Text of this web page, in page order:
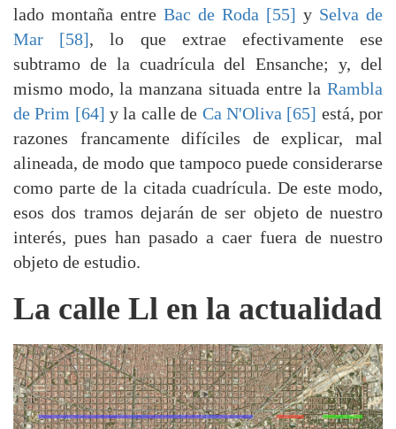
lado montaña entre Bac de Roda [55] y Selva de
Mar [58], lo que extrae efectivamente ese
subtramo de la cuadrícula del Ensanche; y, del
mismo modo, la manzana situada entre la Rambla
de Prim [64] y la calle de Ca N'Oliva [65] está, por
razones francamente difíciles de explicar, mal
alineada, de modo que tampoco puede considerarse
como parte de la citada cuadrícula. De este modo,
esos dos tramos dejarán de ser objeto de nuestro
interés, pues han pasado a caer fuera de nuestro
objeto de estudio.
La calle Ll en la actualidad